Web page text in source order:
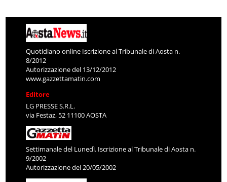
Quotidiano online Iscrizione al Tribunale di Aosta n.
8/2012
Autorizzazione del 13/12/2012
www.gazzettamatin.com
Editore
LG PRESSE S.R.L.
via Festaz, 52 11100 AOSTA
Settimanale del Lunedì. Iscrizione al Tribunale di Aosta n.
9/2002
Autorizzazione del 20/05/2002